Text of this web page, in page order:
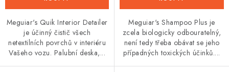
Meguiar's Quik Interior Detailer
je účinný čistič všech
netextilních povrchů v interiéru
Vašeho vozu. Palubní deska,...
Meguiar's Shampoo Plus je
zcela biologicky odbouratelný,
není tedy třeba obávat se jeho
případných toxických účinků....